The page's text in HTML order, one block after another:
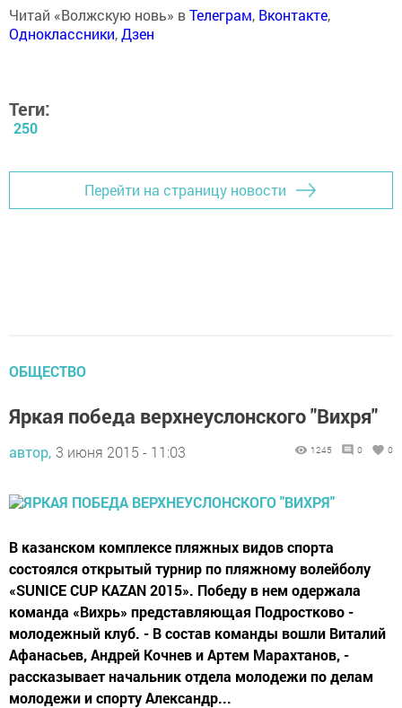
Читай «Волжскую новь» вТелеграм, Вконтакте,
Одноклассники,Дзен
Теги:
250
Перейти на страницу новости
ОБЩЕСТВО
Яркая победа верхнеуслонского "Вихря"
автор, 3 июня 2015 - 11:03 1245 0 0
В казанском комплексе пляжных видов спорта
состоялся открытый турнир по пляжному волейболу
«SUNICE CUP KAZAN 2015». Победу в нем одержала
команда «Вихрь» представляющая Подростково -
молодежный клуб. - В состав команды вошли Виталий
Афанасьев, Андрей Кочнев и Артем Марахтанов, -
рассказывает начальник отдела молодежи по делам
молодежи и спорту Александр...